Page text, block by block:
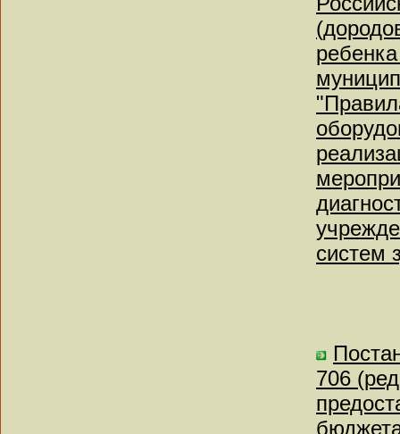
систем
706